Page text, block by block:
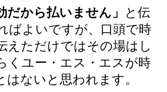
だから払いません」
と伝
ばよいですが、口頭で時
えただけではその場はし
くユー・エス・エスが時
ないと思われます。